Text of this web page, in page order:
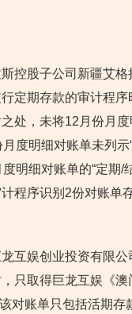
控股子公司新疆艾
定期存款的审计程
处，未将12月份月
度明细对账单未列
明细对账单的“定期/
程序识别2份对账单
互娱创业投资有限
只取得巨龙互娱《
对账单只包括活期